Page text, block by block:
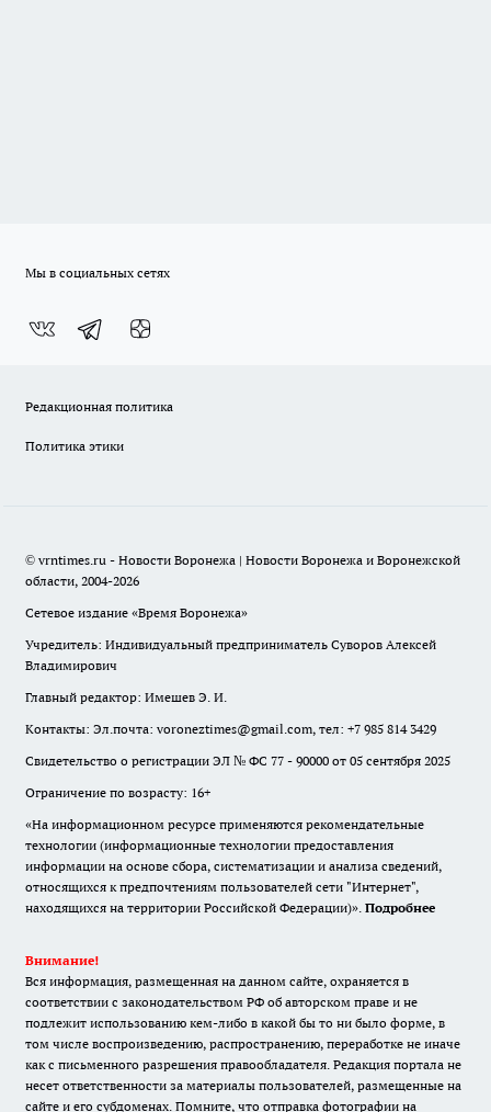
Мы в социальных сетях
Редакционная политика
Политика этики
© vrntimes.ru - Новости Воронежа | Новости Воронежа и Воронежской
области, 2004-2026
Сетевое издание «Время Воронежа»
Учредитель: Индивидуальный предприниматель Суворов Алексей
Владимирович
Главный редактор: Имешев Э. И.
Контакты: Эл.почта: voroneztimes@gmail.com, тел: +7 985 814 3429
Свидетельство о регистрации ЭЛ № ФС 77 - 90000 от 05 сентября 2025
Ограничение по возрасту: 16+
«На информационном ресурсе применяются рекомендательные
технологии (информационные технологии предоставления
информации на основе сбора, систематизации и анализа сведений,
относящихся к предпочтениям пользователей сети "Интернет",
находящихся на территории Российской Федерации)». Подробнее
Внимание!
Вся информация, размещенная на данном сайте, охраняется в
соответствии с законодательством РФ об авторском праве и не
подлежит использованию кем-либо в какой бы то ни было форме, в
том числе воспроизведению, распространению, переработке не иначе
как с письменного разрешения правообладателя. Редакция портала не
несет ответственности за материалы пользователей, размещенные на
сайте и его субдоменах. Помните, что отправка фотографии на